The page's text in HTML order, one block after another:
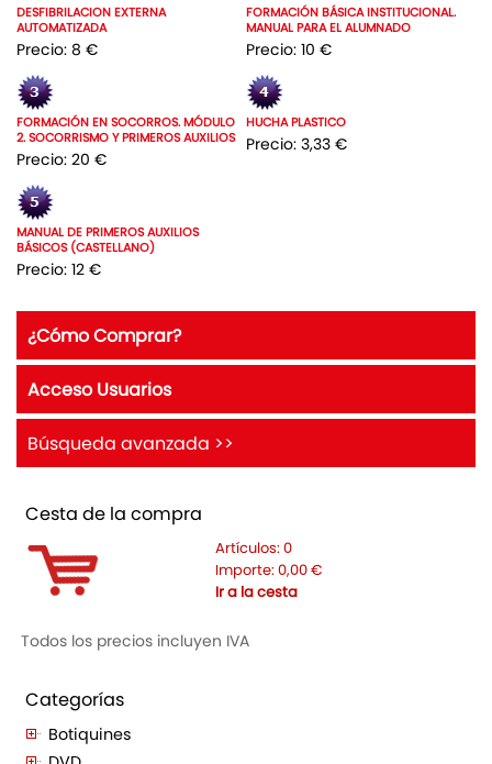
DESFIBRILACION EXTERNA
AUTOMATIZADA
Precio: 8 €
FORMACIÓN BÁSICA INSTITUCIONAL.
MANUAL PARA EL ALUMNADO
Precio: 10 €
FORMACIÓN EN SOCORROS. MÓDULO
2. SOCORRISMO Y PRIMEROS AUXILIOS
Precio: 20 €
HUCHA PLASTICO
Precio: 3,33 €
MANUAL DE PRIMEROS AUXILIOS
BÁSICOS (CASTELLANO)
Precio: 12 €
¿Cómo Comprar?
Acceso Usuarios
Búsqueda avanzada >>
Cesta de la compra
Artículos: 0
Importe: 0,00 €
Ir a la cesta
Todos los precios incluyen IVA
Categorías
Botiquines